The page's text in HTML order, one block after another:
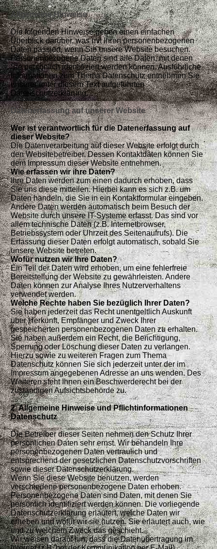
Allgemeine Hinweise
Die folgenden Hinweise geben einen einfachen
Überblick darüber, was mit Ihren personenbezogenen
Daten passiert, wenn Sie unsere Website besuchen.
Personenbezogene Daten sind alle Daten, mit denen
Sie persönlich identifiziert werden können. Ausführliche
Informationen zum Thema Datenschutz entnehmen Sie
unserer unter diesem Text aufgeführten
Datenschutzerklärung.
Datenerfassung auf unserer Website
Wer ist verantwortlich für die Datenerfassung auf
dieser Website?
Die Datenverarbeitung auf dieser Website erfolgt durch
den Websitebetreiber. Dessen Kontaktdaten können Sie
dem Impressum dieser Website entnehmen.
Wie erfassen wir ihre Daten?
Ihre Daten werden zum einen dadurch erhoben, dass
Sie uns diese mitteilen. Hierbei kann es sich z.B. um
Daten handeln, die Sie in ein Kontaktformular eingeben.
Andere Daten werden automatisch beim Besuch der
Website durch unsere IT-Systeme erfasst. Das sind vor
allem technische Daten (z.B. Internetbrowser,
Betriebssystem oder Uhrzeit des Seitenaufrufs). Die
Erfassung dieser Daten erfolgt automatisch, sobald Sie
unsere Website betreten.
Wofür nutzen wir Ihre Daten?
Ein Teil der Daten wird erhoben, um eine fehlerfreie
Bereitstellung der Website zu gewährleisten. Andere
Daten können zur Analyse Ihres Nutzerverhaltens
verwendet werden.
Welche Rechte haben Sie bezüglich Ihrer Daten?
Sie haben jederzeit das Recht unentgeltlich Auskunft
über Herkunft, Empfänger und Zweck Ihrer
gespeicherten personenbezogenen Daten zu erhalten.
Sie haben außerdem ein Recht, die Berichtigung,
Sperrung oder Löschung dieser Daten zu verlangen.
Hierzu sowie zu weiteren Fragen zum Thema
Datenschutz können Sie sich jederzeit unter der im
Impressum angegebenen Adresse an uns wenden. Des
Weiteren steht Ihnen ein Beschwerderecht bei der
zuständigen Aufsichtsbehörde zu.
2. Allgemeine Hinweise und Pflichtinformationen
Datenschutz
Die Betreiber dieser Seiten nehmen den Schutz Ihrer
persönlichen Daten sehr ernst. Wir behandeln Ihre
personenbezogenen Daten vertraulich und
entsprechend der gesetzlichen Datenschutzvorschriften
sowie dieser Datenschutzerklärung.
Wenn Sie diese Website benutzen, werden
verschiedene personenbezogene Daten erhoben.
Personenbezogene Daten sind Daten, mit denen Sie
persönlich identifiziert werden können. Die vorliegende
Datenschutzerklärung erläutert, welche Daten wir
erheben und wofür wir sie nutzen. Sie erläutert auch, wie
und zu welchem Zweck das geschieht.
Wir weisen darauf hin, dass die Datenübertragung im